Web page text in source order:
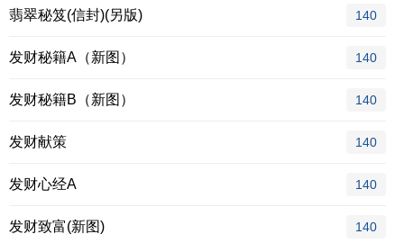
翡翠秘笈(信封)(另版) 140
发财秘籍A（新图） 140
发财秘籍B（新图） 140
发财献策 140
发财心经A 140
发财致富(新图) 140